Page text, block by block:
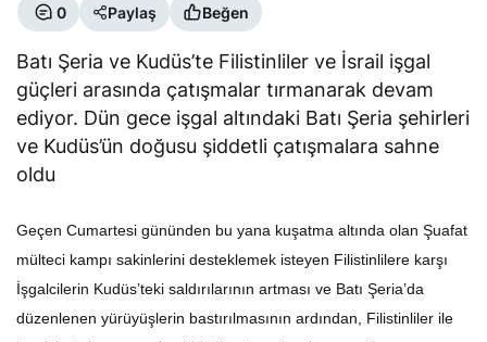
0 Paylaş Beğen
Batı Şeria ve Kudüs’te Filistinliler ve İsrail işgal
güçleri arasında çatışmalar tırmanarak devam
ediyor. Dün gece işgal altındaki Batı Şeria şehirleri
ve Kudüs’ün doğusu şiddetli çatışmalara sahne
oldu
Geçen Cumartesi gününden bu yana kuşatma altında olan Şuafat
mülteci kampı sakinlerini desteklemek isteyen Filistinlilere karşı
İşgalcilerin Kudüs’teki saldırılarının artması ve Batı Şeria’da
düzenlenen yürüyüşlerin bastırılmasının ardından, Filistinliler ile